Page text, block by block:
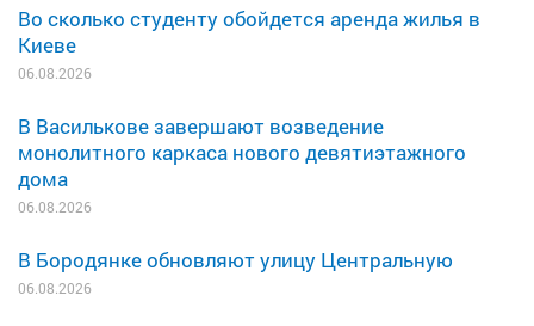
Во сколько студенту обойдется аренда жилья в
Киеве
06.08.2026
В Василькове завершают возведение
монолитного каркаса нового девятиэтажного
дома
06.08.2026
В Бородянке обновляют улицу Центральную
06.08.2026